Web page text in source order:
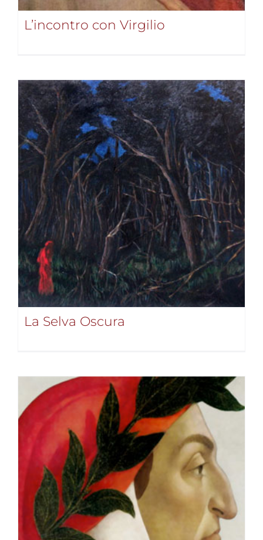
L’incontro con Virgilio
La Selva Oscura